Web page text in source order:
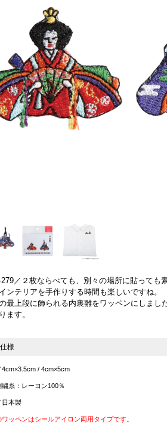
／２枚ならべても、別々の場所に貼っても
ンテリアを手作りする時間も楽しいですね。
最上段に飾られる内裏雛をワッペンにしま
ます。
様
4cm×3.5cm / 4cm×5cm
繍糸：レーヨン100％
日本製
ッペンはシールアイロン両用タイプです。